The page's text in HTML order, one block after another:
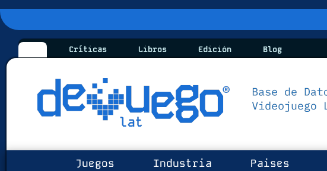
Críticas Libros Edición Blog
Juegos Industria Paises